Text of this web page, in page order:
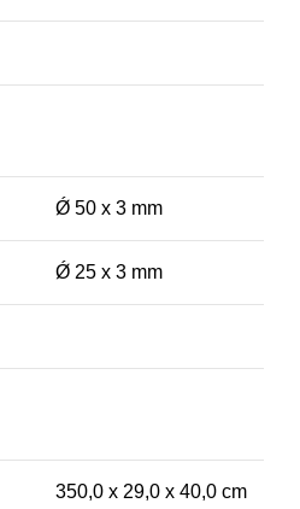
Ǿ 50 x 3 mm
Ǿ 25 x 3 mm
350,0 x 29,0 x 40,0 cm